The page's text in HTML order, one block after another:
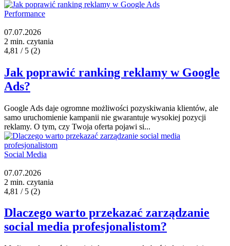
Performance
07.07.2026
2 min. czytania
4,81 / 5 (2)
Jak poprawić ranking reklamy w Google
Ads?
Google Ads daje ogromne możliwości pozyskiwania klientów, ale
samo uruchomienie kampanii nie gwarantuje wysokiej pozycji
reklamy. O tym, czy Twoja oferta pojawi si...
Social Media
07.07.2026
2 min. czytania
4,81 / 5 (2)
Dlaczego warto przekazać zarządzanie
social media profesjonalistom?